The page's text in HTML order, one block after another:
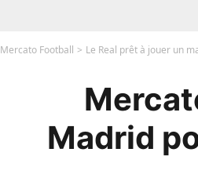
Mercato Football Le Real prêt à jouer un
Madrid